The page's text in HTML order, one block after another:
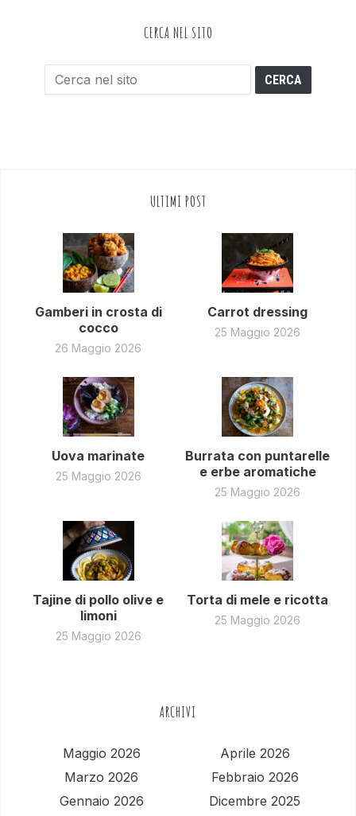
CERCA NEL SITO
ULTIMI POST
Gamberi in crosta di
cocco
26 Maggio 2026
Carrot dressing
25 Maggio 2026
Uova marinate
25 Maggio 2026
Burrata con puntarelle
e erbe aromatiche
25 Maggio 2026
Tajine di pollo olive e
limoni
25 Maggio 2026
Torta di mele e ricotta
25 Maggio 2026
ARCHIVI
Maggio 2026
Aprile 2026
Marzo 2026
Febbraio 2026
Gennaio 2026
Dicembre 2025